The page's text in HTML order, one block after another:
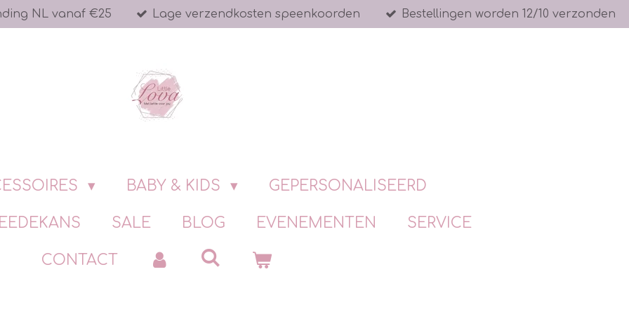
NL vanaf €25 Lage verzendkosten speenkoorden Bestellingen worden 12/10 verzonden
BABY & KIDS GEPERSONALISEERD
SALE BLOG EVENEMENTEN SERVICE
CONTACT